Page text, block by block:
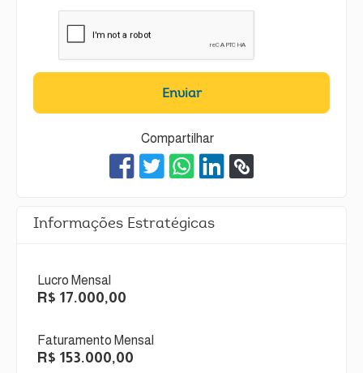
Enviar
Compartilhar
Informações Estratégicas
Lucro Mensal
R$ 17.000,00
Faturamento Mensal
R$ 153.000,00